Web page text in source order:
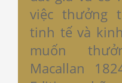
việc thưởng
tinh tế và
muốn
Macallan